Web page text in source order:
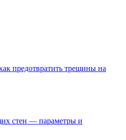
предотвратить трещины на
стен — параметры и